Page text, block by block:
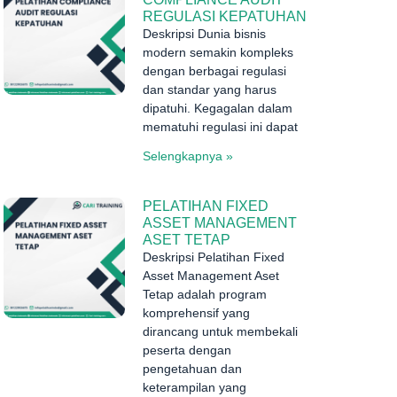
REGULASI KEPATUHAN
Deskripsi Dunia bisnis
modern semakin kompleks
dengan berbagai regulasi
dan standar yang harus
dipatuhi. Kegagalan dalam
mematuhi regulasi ini dapat
Selengkapnya »
PELATIHAN FIXED
ASSET MANAGEMENT
ASET TETAP
Deskripsi Pelatihan Fixed
Asset Management Aset
Tetap adalah program
komprehensif yang
dirancang untuk membekali
peserta dengan
pengetahuan dan
keterampilan yang